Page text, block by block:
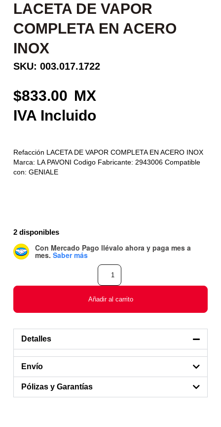
LACETA DE VAPOR
COMPLETA EN ACERO
INOX
SKU: 003.017.1722
833.00
Refacción LACETA DE VAPOR COMPLETA EN ACERO INOX
Marca: LA PAVONI Codigo Fabricante: 2943006 Compatible
con: GENIALE
2 disponibles
Con Mercado Pago llévalo ahora y paga mes a
mes. Saber más
Añadir al carrito
Detalles
Envío
Pólizas y Garantías